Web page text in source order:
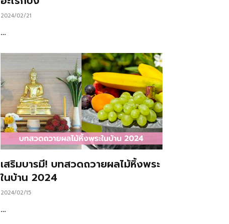
2024/02/21
…
เสริมบารมี! บทสวดถวายผลไม้หิ้งพระ
ในบ้าน 2024
2024/02/15
…